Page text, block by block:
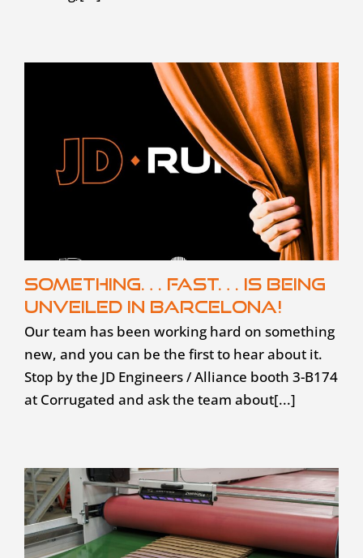
Something… fast… is being
unveiled in Barcelona!
Our team has been working hard on something
new, and you can be the first to hear about it.
Stop by the JD Engineers / Alliance booth 3-B174
at Corrugated and ask the team about[...]